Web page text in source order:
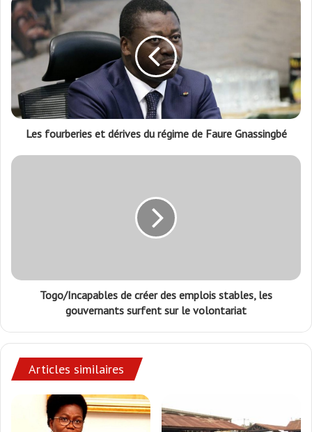
Les fourberies et dérives du régime de Faure Gnassingbé
Togo/Incapables de créer des emplois stables, les
gouvernants surfent sur le volontariat
Articles similaires